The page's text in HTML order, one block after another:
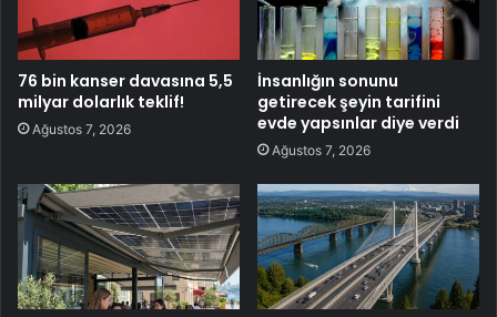
76 bin kanser davasına 5,5
milyar dolarlık teklif!
Ağustos 7, 2026
İnsanlığın sonunu
getirecek şeyin tarifini
evde yapsınlar diye verdi
Ağustos 7, 2026